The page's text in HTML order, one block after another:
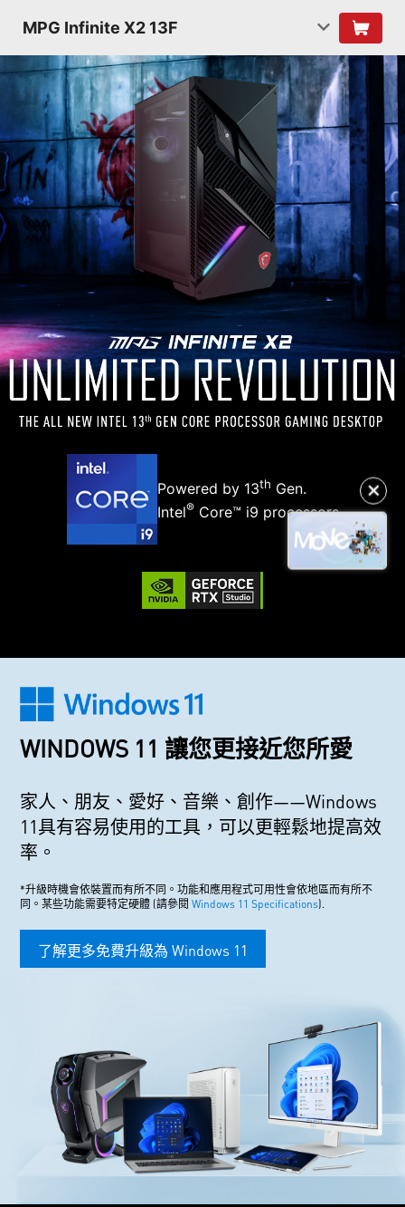
MPG Infinite X2 13F
✕
Powered by 13th Gen.
Intel®Core™ i9 processors
WINDOWS 11 讓您更接近您所愛
家人、朋友、愛好、音樂、創作——Windows
11具有容易使用的工具，可以更輕鬆地提高效
率。
*升級時機會依裝置而有所不同。功能和應用程式可用性會依地區而有所不
同。某些功能需要特定硬體 (請參閱Windows 11 Specifications).
了解更多免費升級為 Windows 11